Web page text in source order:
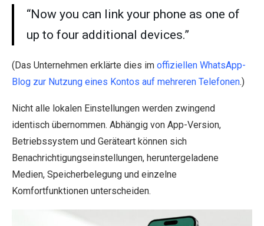
“Now you can link your phone as one of
up to four additional devices.”
(Das Unternehmen erklärte dies im offiziellen WhatsApp-
Blog zur Nutzung eines Kontos auf mehreren Telefonen.)
Nicht alle lokalen Einstellungen werden zwingend
identisch übernommen. Abhängig von App-Version,
Betriebssystem und Geräteart können sich
Benachrichtigungseinstellungen, heruntergeladene
Medien, Speicherbelegung und einzelne
Komfortfunktionen unterscheiden.